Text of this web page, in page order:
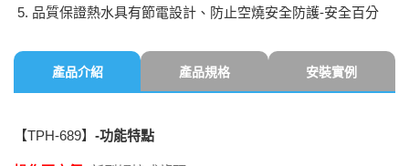
品質保證熱水具有節電設計、防止空燒安全防護-安全百分
產品介紹 產品規格 安裝實例
【TPH-689】 -功能特點